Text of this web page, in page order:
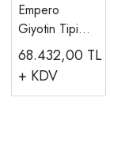
Empero
Giyotin Tipi
Bulaşık
Makinesi,
50x50 Sepetli,
68.432,00 TL
+ KDV